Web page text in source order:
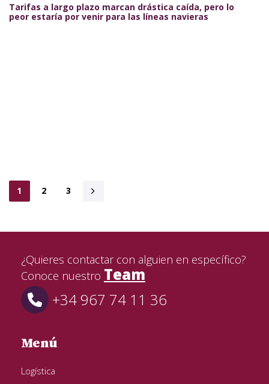
Tarifas a largo plazo marcan drástica caída, pero lo
peor estaría por venir para las líneas navieras
1 2 3
¿Quieres contactar con alguien en específico?
Conoce nuestro Team
+34 967 74 11 36
Menú
Logística